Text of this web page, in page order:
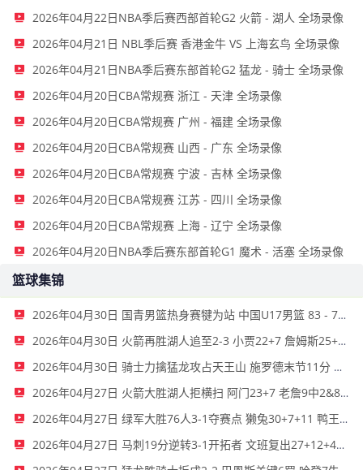
2026年04月22日NBA季后赛西部首轮G2 火箭 - 湖人 全场录像
2026年04月21日 NBL季后赛 香港金牛 VS 上海玄鸟 全场录像
2026年04月21日NBA季后赛东部首轮G2 猛龙 - 骑士 全场录像
2026年04月20日CBA常规赛 浙江 - 天津 全场录像
2026年04月20日CBA常规赛 广州 - 福建 全场录像
2026年04月20日CBA常规赛 山西 - 广东 全场录像
2026年04月20日CBA常规赛 宁波 - 吉林 全场录像
2026年04月20日CBA常规赛 江苏 - 四川 全场录像
2026年04月20日CBA常规赛 上海 - 辽宁 全场录像
2026年04月20日NBA季后赛东部首轮G1 魔术 - 活塞 全场录像
篮球集锦
2026年04月30日 国青男篮热身赛犍为站 中国U17男篮 83 - 79 新西兰U17 全场集锦
2026年04月30日 火箭再胜湖人追至2-3 小贾22+7 詹姆斯25+7 里夫斯复出16中4
2026年04月30日 骑士力擒猛龙攻占天王山 施罗德末节11分 哈登23分9板5助
2026年04月27日 火箭大胜湖人拒横扫 阿门23+7 老詹9中2&8失误 艾顿19+10遭逐
2026年04月27日 绿军大胜76人3-1夺赛点 獭兔30+7+11 鸭王32分 大帝复出26+10
2026年04月27日 马刺19分逆转3-1开拓者 文班复出27+12+4断+7帽 福克斯28+6+7